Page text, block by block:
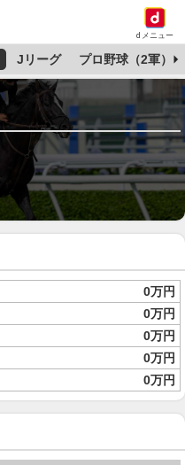
dメニュー
Jリーグ プロ野球（2軍）
0万円
0万円
0万円
0万円
0万円